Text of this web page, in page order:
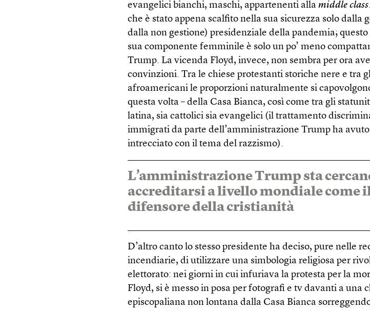
evangelici bianchi, maschi, appartenenti allamiddle class
che è stato appena scalfito nella sua sicurezza solo dalla
dalla non gestione) presidenziale della pandemia; questo
sua componente femminile è solo un po’ meno
Trump. La vicenda Floyd, invece, non sembra per ora
convinzioni. Tra le chiese protestanti storiche nere e tra
afroamericani le proporzioni naturalmente si
questa volta – della Casa Bianca, così come tra gli
latina, sia cattolici sia evangelici (il trattamento
immigrati da parte dell’amministrazione Trump ha avuto
intrecciato con il tema del razzismo).
L’amministrazione Trump sta
accreditarsi a livello mondiale come
difensore della cristianità
D’altro canto lo stesso presidente ha deciso, pure nelle
incendiarie, di utilizzare una simbologia religiosa per
elettorato: nei giorni in cui infuriava la protesta per la
Floyd, si è messo in posa per fotografi e tv davanti a una
episcopaliana non lontana dalla Casa Bianca